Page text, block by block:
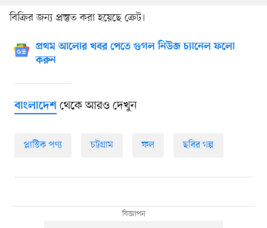
বিক্রির জন্য প্রস্তুত করা হয়েছে ক্রেট।
প্রথম আলোর খবর পেতে গুগল নিউজ চ্যানেল ফলো
করুন
বাংলাদেশথেকে আরও দেখুন
প্লাস্টিক পণ্য চট্টগ্রাম ফল ছবির গল্প